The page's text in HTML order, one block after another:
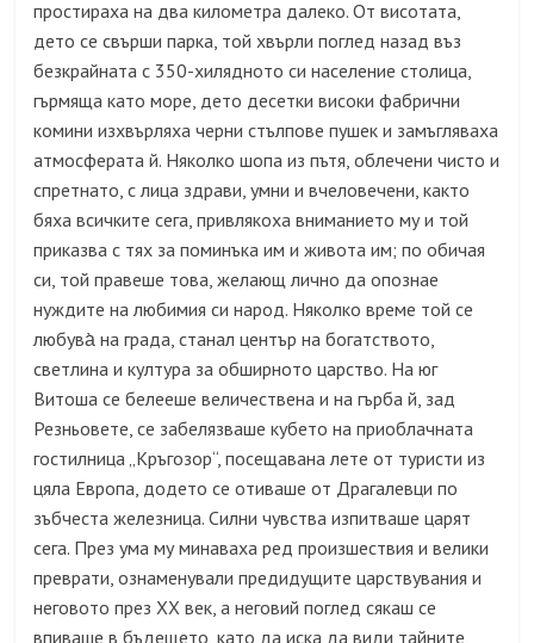
простираха на два километра далеко. От висотата,
дето се свърши парка, той хвърли поглед назад въз
безкрайната с 350-хилядното си население столица,
гърмяща като море, дето десетки високи фабрични
комини изхвърляха черни стълпове пушек и замъгляваха
атмосферата й. Няколко шопа из пътя, облечени чисто и
спретнато, с лица здрави, умни и вчеловечени, както
бяха всичките сега, привлякоха вниманието му и той
приказва с тях за поминъка им и живота им; по обичая
си, той правеше това, желающ лично да опознае
нуждите на любимия си народ. Няколко време той се
любува̀ на града, станал център на богатството,
светлина и култура за обширното царство. На юг
Витоша се белееше величествена и на гърба й, зад
Резньовете, се забелязваше кубето на приоблачната
гостилница „Кръгозор“, посещавана лете от туристи из
цяла Европа, додето се отиваше от Драгалевци по
зъбчеста железница. Силни чувства изпитваше царят
сега. През ума му минаваха ред произшествия и велики
преврати, ознаменували предидущите царствувания и
неговото през XX век, а неговий поглед сякаш се
впиваше в бъдещето, като да иска да види тайните,